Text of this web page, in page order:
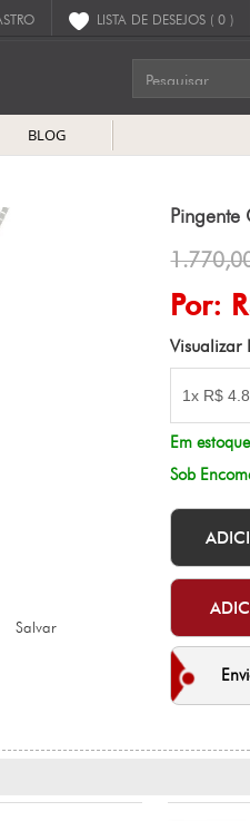
LISTA DE DESEJOS ( 0 )
BLOG
Salvar
Pingente
Por:
Visualizar
Em
Sob